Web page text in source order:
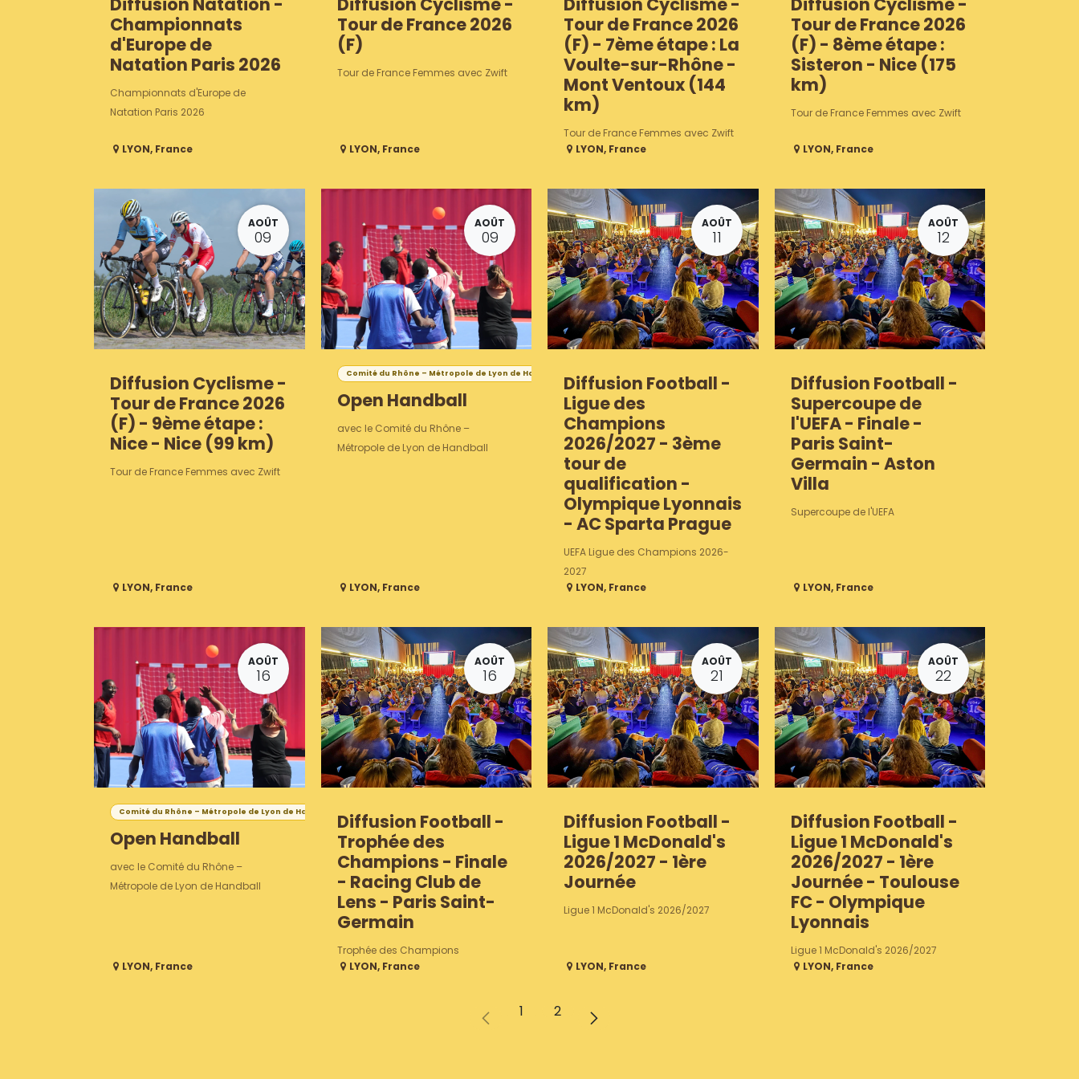
Championnats
d'Europe de
Natation Paris 2026
Championnats d'Europe de
Natation Paris 2026
LYON, France
Tour de France 2026
(F)
Tour de France Femmes avec Zwift
LYON, France
Tour de France 2026
(F) - 7ème étape : La
Voulte-sur-Rhône -
Mont Ventoux (144
km)
Tour de France Femmes avec Zwift
LYON, France
Tour de France 2026
(F) - 8ème étape :
Sisteron - Nice (175
km)
Tour de France Femmes avec Zwift
LYON, France
AOÛT
09
Diffusion Cyclisme -
Tour de France 2026
(F) - 9ème étape :
Nice - Nice (99 km)
Tour de France Femmes avec Zwift
LYON, France
AOÛT
09
Comité du Rhône – Métropole de Lyon de Handball
Open Handball
avec le Comité du Rhône –
Métropole de Lyon de Handball
LYON, France
AOÛT
11
Diffusion Football -
Ligue des
Champions
2026/2027 - 3ème
tour de
qualification -
Olympique Lyonnais
- AC Sparta Prague
UEFA Ligue des Champions 2026-
2027
LYON, France
AOÛT
12
Diffusion Football -
Supercoupe de
l'UEFA - Finale -
Paris Saint-
Germain - Aston
Villa
Supercoupe de l'UEFA
LYON, France
AOÛT
16
Comité du Rhône – Métropole de Lyon de Handball
Open Handball
avec le Comité du Rhône –
Métropole de Lyon de Handball
LYON, France
AOÛT
16
Diffusion Football -
Trophée des
Champions - Finale
- Racing Club de
Lens - Paris Saint-
Germain
Trophée des Champions
LYON, France
AOÛT
21
Diffusion Football -
Ligue 1 McDonald's
2026/2027 - 1ère
Journée
Ligue 1 McDonald's 2026/2027
LYON, France
AOÛT
22
Diffusion Football -
Ligue 1 McDonald's
2026/2027 - 1ère
Journée - Toulouse
FC - Olympique
Lyonnais
Ligue 1 McDonald's 2026/2027
LYON, France
1 2